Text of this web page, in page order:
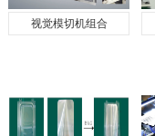
视觉模切机组合